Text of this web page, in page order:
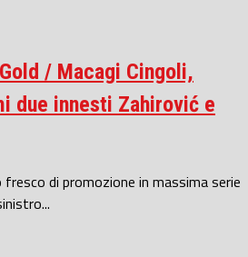
/ Macagi Cingoli,
due innesti Zahirović e
fresco di promozione in massima serie